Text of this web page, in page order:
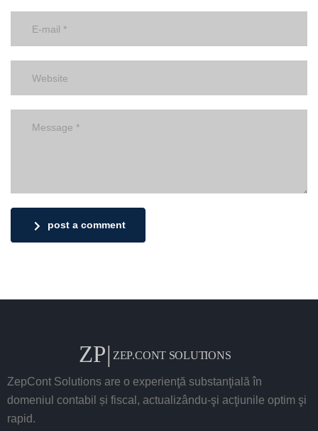
post a comment
ZepCont Solutions are o experienţă substanţială în
domeniul contabil și fiscal, actualizându-şi acţiunile optim şi
rapid.